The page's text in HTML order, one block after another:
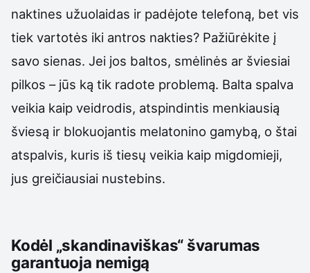
naktines užuolaidas ir padėjote telefoną, bet vis
tiek vartotės iki antros nakties? Pažiūrėkite į
savo sienas. Jei jos baltos, smėlinės ar šviesiai
pilkos – jūs ką tik radote problemą. Balta spalva
veikia kaip veidrodis, atspindintis menkiausią
šviesą ir blokuojantis melatonino gamybą, o štai
atspalvis, kuris iš tiesų veikia kaip migdomieji,
jus greičiausiai nustebins.
Kodėl „skandinaviškas“ švarumas
garantuoja nemigą